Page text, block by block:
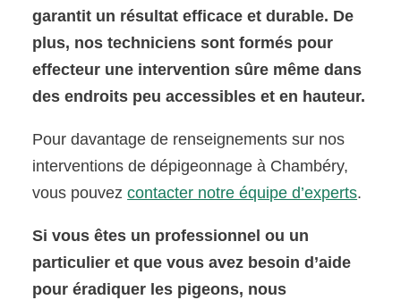
garantit un résultat efficace et durable. De
plus, nos techniciens sont formés pour
effecteur une intervention sûre même dans
des endroits peu accessibles et en hauteur.
Pour davantage de renseignements sur nos
interventions de dépigeonnage à Chambéry,
vous pouvezcontacter notre équipe d’experts.
Si vous êtes un professionnel ou un
particulier et que vous avez besoin d’aide
pour éradiquer les pigeons, nous